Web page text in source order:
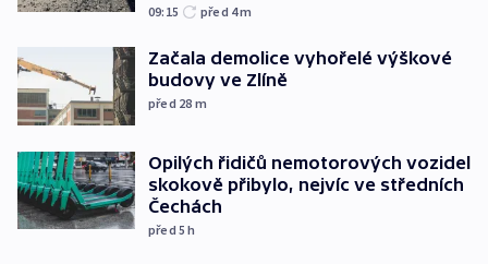
09:15 před 4m
Začala demolice vyhořelé výškové
budovy ve Zlíně
před 28 m
Opilých řidičů nemotorových vozidel
skokově přibylo, nejvíc ve středních
Čechách
před 5h